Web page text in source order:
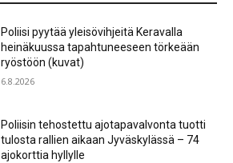
Poliisi pyytää yleisövihjeitä Keravalla
heinäkuussa tapahtuneeseen törkeään
ryöstöön (kuvat)
6.8.2026
Poliisin tehostettu ajotapavalvonta tuotti
tulosta rallien aikaan Jyväskylässä – 74
ajokorttia hyllylle